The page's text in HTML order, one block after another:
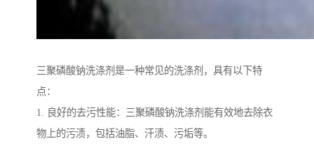
三聚磷酸钠洗涤剂是一种常见的洗涤剂，具有以下特
点：
1. 良好的去污性能：三聚磷酸钠洗涤剂能有效地去除衣
物上的污渍，包括油脂、汗渍、污垢等。